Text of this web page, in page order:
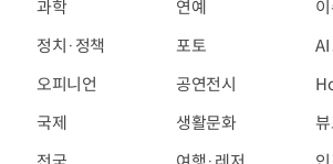
과학
정치·정책
오피니언
국제
연예
포토
공연전시
생활문화